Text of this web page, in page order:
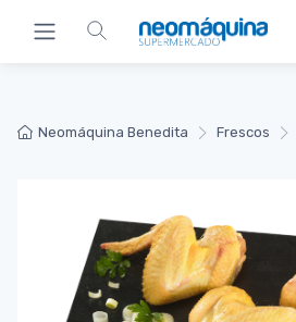
Neomáquina Benedita Frescos